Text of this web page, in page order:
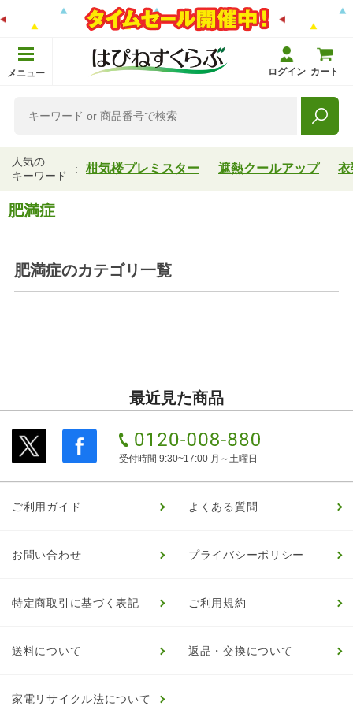
メニュー ログイン カート
人気の
キーワード
柑気楼プレミスター 遮熱クールアップ 衣
肥満症
肥満症のカテゴリ一覧
最近見た商品
受付時間 9:30~17:00 月～土曜日
ご利用ガイド よくある質問
お問い合わせ プライバシーポリシー
特定商取引に基づく表記 ご利用規約
送料について 返品・交換について
家電リサイクル法について